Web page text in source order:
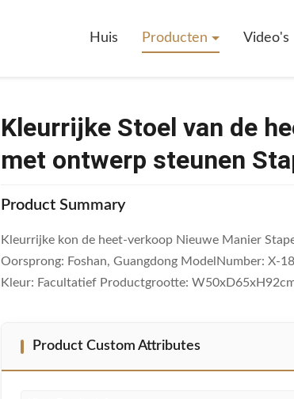
Huis Producten Video's
Kleurrijke Stoel van de
met ontwerp steunen
Product Summary
Kleurrijke kon de heet-verkoop Nieuwe Manier
Oorsprong: Foshan, Guangdong ModelNumber: X-
Kleur: Facultatief Productgrootte:
Product Custom Attributes